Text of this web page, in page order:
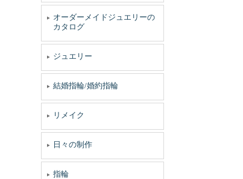
オーダーメイドジュエリーの
カタログ
ジュエリー
結婚指輪/婚約指輪
リメイク
日々の制作
指輪